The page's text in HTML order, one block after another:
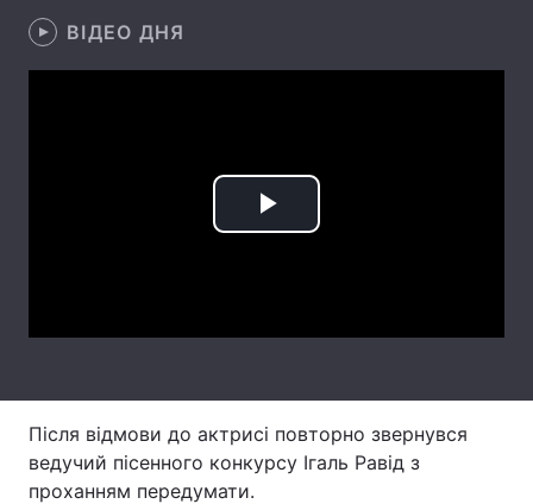
Відео з Youtube
ВІДЕО ДНЯ
Play
Після відмови до актрисі повторно звернувся
ведучий пісенного конкурсу Ігаль Равід з
проханням передумати.